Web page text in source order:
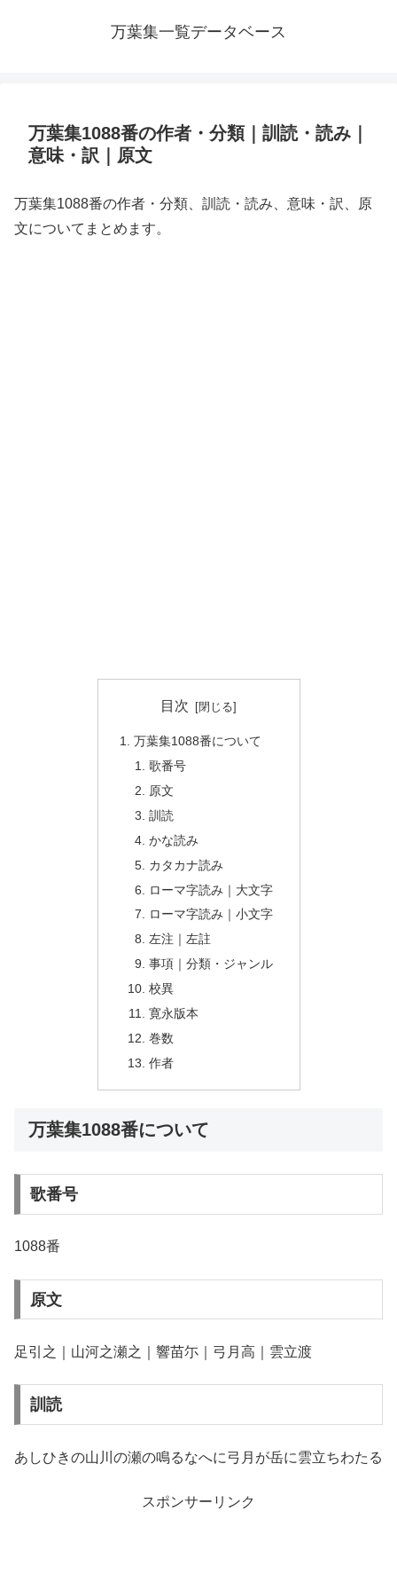
万葉集一覧データベース
万葉集1088番の作者・分類｜訓読・読み｜
意味・訳｜原文
万葉集1088番の作者・分類、訓読・読み、意味・訳、原
文についてまとめます。
目次
万葉集1088番について
歌番号
原文
訓読
かな読み
カタカナ読み
ローマ字読み｜大文字
ローマ字読み｜小文字
左注｜左註
事項｜分類・ジャンル
校異
寛永版本
巻数
作者
万葉集1088番について
歌番号
1088番
原文
足引之｜山河之瀬之｜響苗尓｜弓月高｜雲立渡
訓読
あしひきの山川の瀬の鳴るなへに弓月が岳に雲立ちわたる
スポンサーリンク